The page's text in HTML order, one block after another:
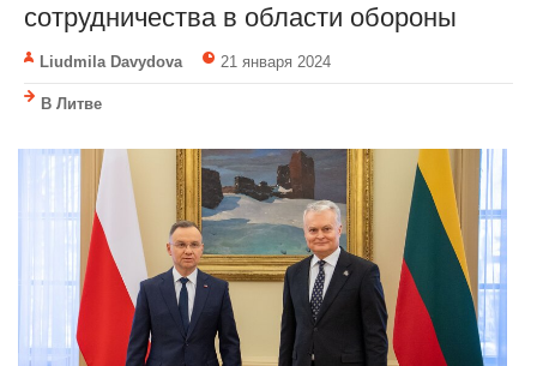
сотрудничества в области обороны
Liudmila Davydova 21 января 2024
В Литве